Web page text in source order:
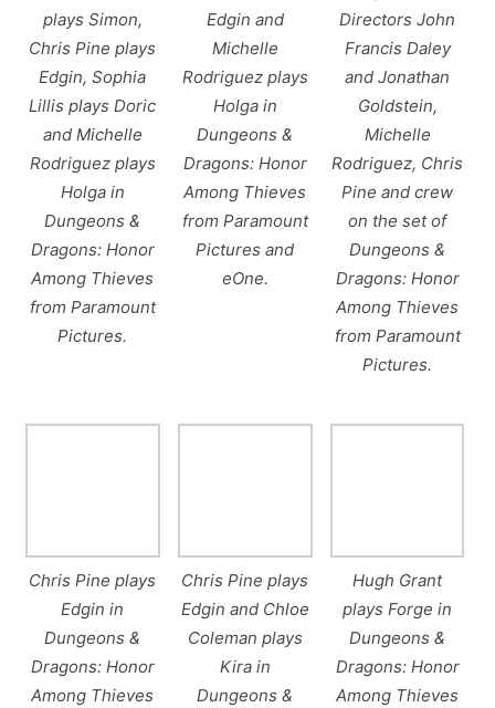
plays Simon,
Chris Pine plays
Edgin, Sophia
Lillis plays Doric
and Michelle
Rodriguez plays
Holga in
Dungeons &
Dragons: Honor
Among Thieves
from Paramount
Pictures.
Edgin and
Michelle
Rodriguez plays
Holga in
Dungeons &
Dragons: Honor
Among Thieves
from Paramount
Pictures and
eOne.
Directors John
Francis Daley
and Jonathan
Goldstein,
Michelle
Rodriguez, Chris
Pine and crew
on the set of
Dungeons &
Dragons: Honor
Among Thieves
from Paramount
Pictures.
Chris Pine plays
Edgin in
Dungeons &
Dragons: Honor
Among Thieves
Chris Pine plays
Edgin and Chloe
Coleman plays
Kira in
Dungeons &
Hugh Grant
plays Forge in
Dungeons &
Dragons: Honor
Among Thieves